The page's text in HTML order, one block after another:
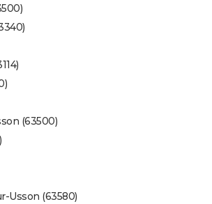
(63500)
Usson (63580)